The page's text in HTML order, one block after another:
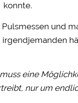
konnte.
und
muss eine
nur um